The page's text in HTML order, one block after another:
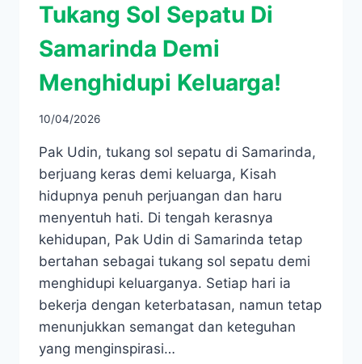
Tukang Sol Sepatu Di
Samarinda Demi
Menghidupi Keluarga!
10/04/2026
Pak Udin, tukang sol sepatu di Samarinda,
berjuang keras demi keluarga, Kisah
hidupnya penuh perjuangan dan haru
menyentuh hati. Di tengah kerasnya
kehidupan, Pak Udin di Samarinda tetap
bertahan sebagai tukang sol sepatu demi
menghidupi keluarganya. Setiap hari ia
bekerja dengan keterbatasan, namun tetap
menunjukkan semangat dan keteguhan
yang menginspirasi…